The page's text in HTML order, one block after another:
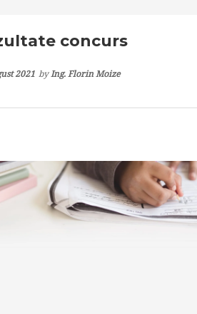
concurs
2021 byIng. Florin Moize